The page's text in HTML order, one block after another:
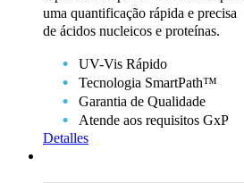
uma quantificação rápida e precisa
de ácidos nucleicos e proteínas.
UV-Vis Rápido
Tecnologia SmartPath™
Garantia de Qualidade
Atende aos requisitos GxP
Detalles